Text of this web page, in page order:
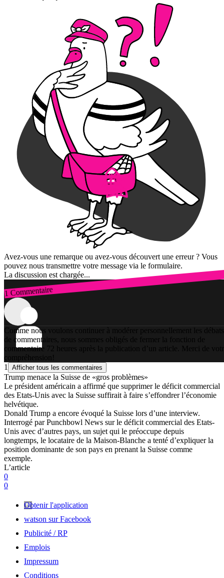
Avez-vous une remarque ou avez-vous découvert une erreur ? Vous
pouvez nous transmettre votre message via le formulaire.
La discussion est chargée...
1 Commentaire
Connexion
Comme nous voulons continuer à modérer personnellement les débats
de commentaires, nous sommes obligés de fermer la fonction de
commentaire 72 heures après la publication d’un article. Merci de
compréhension!
1
Afficher tous les commentaires
Trump menace la Suisse de «gros problèmes»
Le président américain a affirmé que supprimer le déficit commercial
des Etats-Unis avec la Suisse suffirait à faire s’effondrer l’économie
helvétique.
Donald Trump a encore évoqué la Suisse lors d’une interview.
Interrogé par Punchbowl News sur le déficit commercial des Etats-
Unis avec d’autres pays, un sujet qui le préoccupe depuis
longtemps, le locataire de la Maison-Blanche a tenté d’expliquer la
position dominante de son pays en prenant la Suisse comme
exemple.
L’article
0
0
Obtenir l'application
watson sur Facebook
Publicité / RP
Emplois
Impressum
Conditions